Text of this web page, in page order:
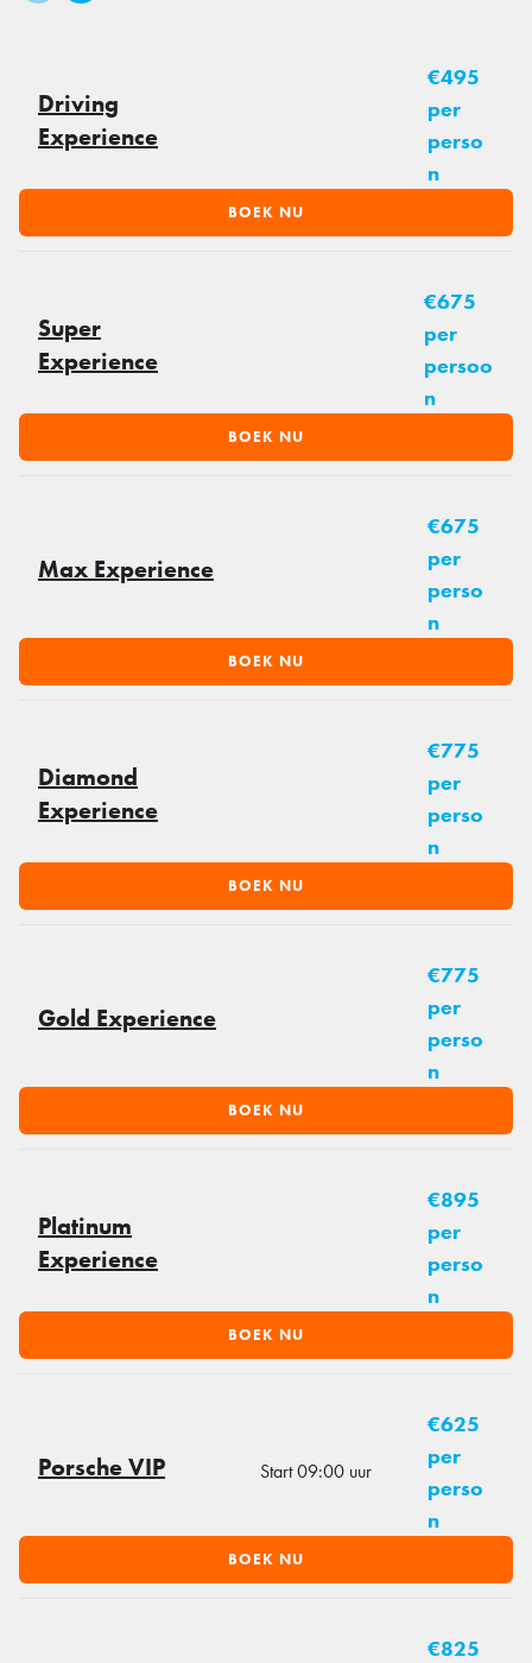
Driving
Experience
€495
per
perso
n
BOEK NU
Super
Experience
€675
per
persoo
n
BOEK NU
Max Experience
€675
per
perso
n
BOEK NU
Diamond
Experience
€775
per
perso
n
BOEK NU
Gold Experience
€775
per
perso
n
BOEK NU
Platinum
Experience
€895
per
perso
n
BOEK NU
Porsche VIP Start 09:00 uur
€625
per
perso
n
BOEK NU
€825